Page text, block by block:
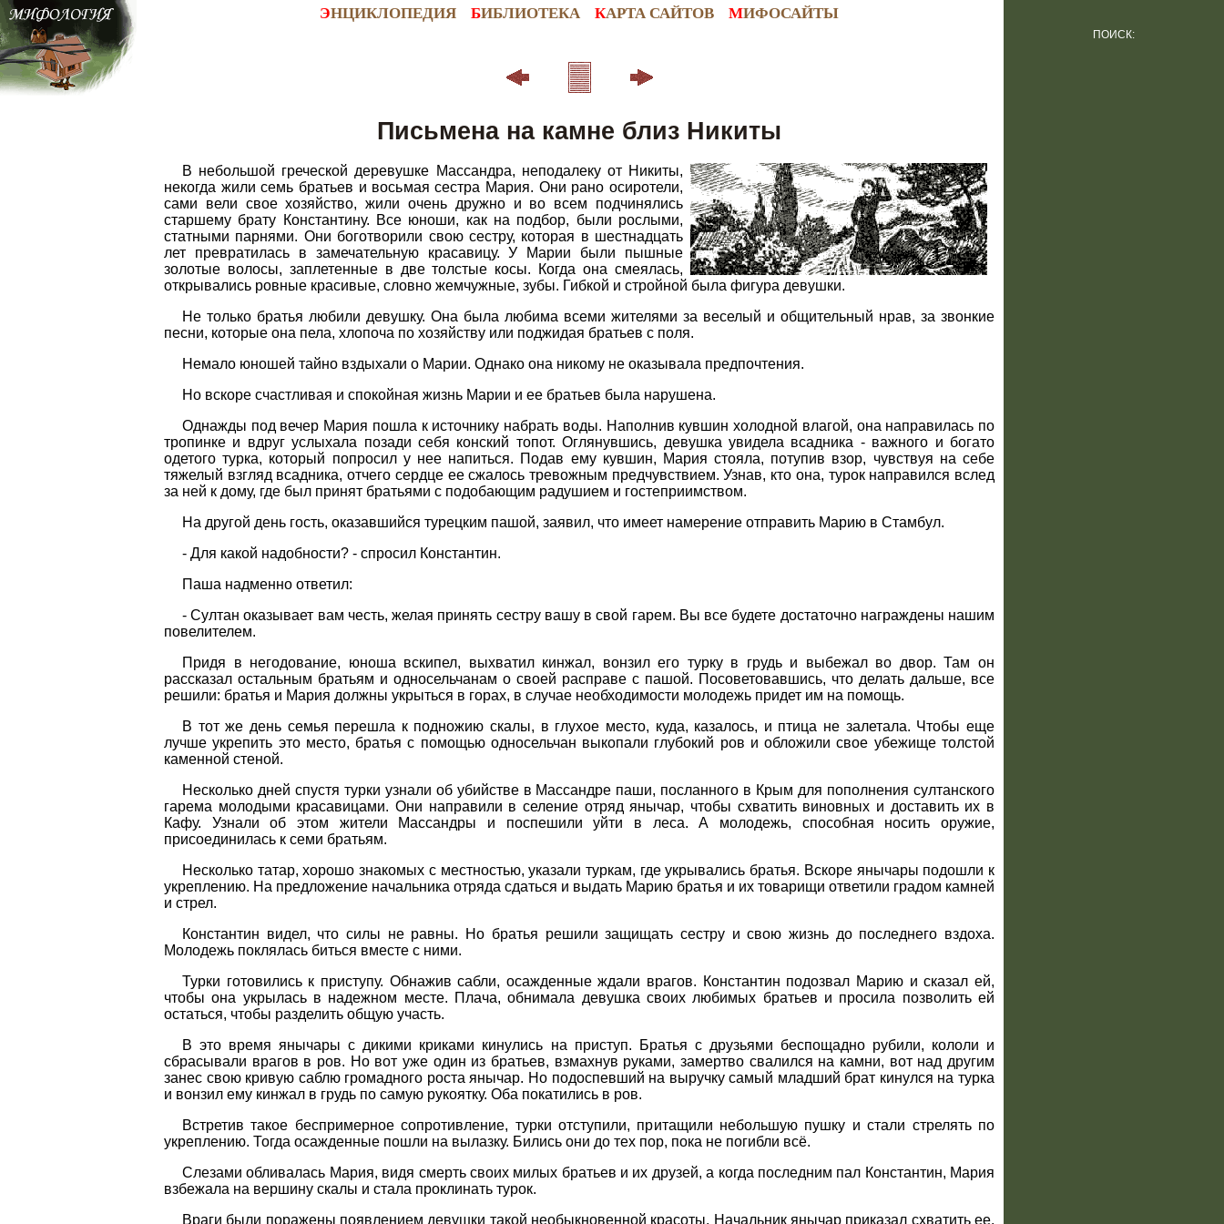
ЭНЦИКЛОПЕДИЯ БИБЛИОТЕКА КАРТА САЙТОВ МИФОСАЙТЫ
Письмена на камне близ Никиты
В небольшой греческой деревушке Массандра, неподалеку от Никиты,
некогда жили семь братьев и восьмая сестра Мария. Они рано осиротели,
сами вели свое хозяйство, жили очень дружно и во всем подчинялись
старшему брату Константину. Все юноши, как на подбор, были рослыми,
статными парнями. Они боготворили свою сестру, которая в шестнадцать
лет превратилась в замечательную красавицу. У Марии были пышные
золотые волосы, заплетенные в две толстые косы. Когда она смеялась,
открывались ровные красивые, словно жемчужные, зубы. Гибкой и стройной была фигура девушки.
Не только братья любили девушку. Она была любима всеми жителями за веселый и общительный нрав, за звонкие
песни, которые она пела, хлопоча по хозяйству или поджидая братьев с поля.
Немало юношей тайно вздыхали о Марии. Однако она никому не оказывала предпочтения.
Но вскоре счастливая и спокойная жизнь Марии и ее братьев была нарушена.
Однажды под вечер Мария пошла к источнику набрать воды. Наполнив кувшин холодной влагой, она направилась по
тропинке и вдруг услыхала позади себя конский топот. Оглянувшись, девушка увидела всадника - важного и богато
одетого турка, который попросил у нее напиться. Подав ему кувшин, Мария стояла, потупив взор, чувствуя на себе
тяжелый взгляд всадника, отчего сердце ее сжалось тревожным предчувствием. Узнав, кто она, турок направился вслед
за ней к дому, где был принят братьями с подобающим радушием и гостеприимством.
На другой день гость, оказавшийся турецким пашой, заявил, что имеет намерение отправить Марию в Стамбул.
- Для какой надобности? - спросил Константин.
Паша надменно ответил:
- Султан оказывает вам честь, желая принять сестру вашу в свой гарем. Вы все будете достаточно награждены нашим
повелителем.
Придя в негодование, юноша вскипел, выхватил кинжал, вонзил его турку в грудь и выбежал во двор. Там он
рассказал остальным братьям и односельчанам о своей расправе с пашой. Посоветовавшись, что делать дальше, все
решили: братья и Мария должны укрыться в горах, в случае необходимости молодежь придет им на помощь.
В тот же день семья перешла к подножию скалы, в глухое место, куда, казалось, и птица не залетала. Чтобы еще
лучше укрепить это место, братья с помощью односельчан выкопали глубокий ров и обложили свое убежище толстой
каменной стеной.
Несколько дней спустя турки узнали об убийстве в Массандре паши, посланного в Крым для пополнения султанского
гарема молодыми красавицами. Они направили в селение отряд янычар, чтобы схватить виновных и доставить их в
Кафу. Узнали об этом жители Массандры и поспешили уйти в леса. А молодежь, способная носить оружие,
присоединилась к семи братьям.
Несколько татар, хорошо знакомых с местностью, указали туркам, где укрывались братья. Вскоре янычары подошли к
укреплению. На предложение начальника отряда сдаться и выдать Марию братья и их товарищи ответили градом камней
и стрел.
Константин видел, что силы не равны. Но братья решили защищать сестру и свою жизнь до последнего вздоха.
Молодежь поклялась биться вместе с ними.
Турки готовились к приступу. Обнажив сабли, осажденные ждали врагов. Константин подозвал Марию и сказал ей,
чтобы она укрылась в надежном месте. Плача, обнимала девушка своих любимых братьев и просила позволить ей
остаться, чтобы разделить общую участь.
В это время янычары с дикими криками кинулись на приступ. Братья с друзьями беспощадно рубили, кололи и
сбрасывали врагов в ров. Но вот уже один из братьев, взмахнув руками, замертво свалился на камни, вот над другим
занес свою кривую саблю громадного роста янычар. Но подоспевший на выручку самый младший брат кинулся на турка
и вонзил ему кинжал в грудь по самую рукоятку. Оба покатились в ров.
Встретив такое беспримерное сопротивление, турки отступили, притащили небольшую пушку и стали стрелять по
укреплению. Тогда осажденные пошли на вылазку. Бились они до тех пор, пока не погибли всё.
Слезами обливалась Мария, видя смерть своих милых братьев и их друзей, а когда последним пал Константин, Мария
взбежала на вершину скалы и стала проклинать турок.
Враги были поражены появлением девушки такой необыкновенной красоты. Начальник янычар приказал схватить ее.
ПОИСК: